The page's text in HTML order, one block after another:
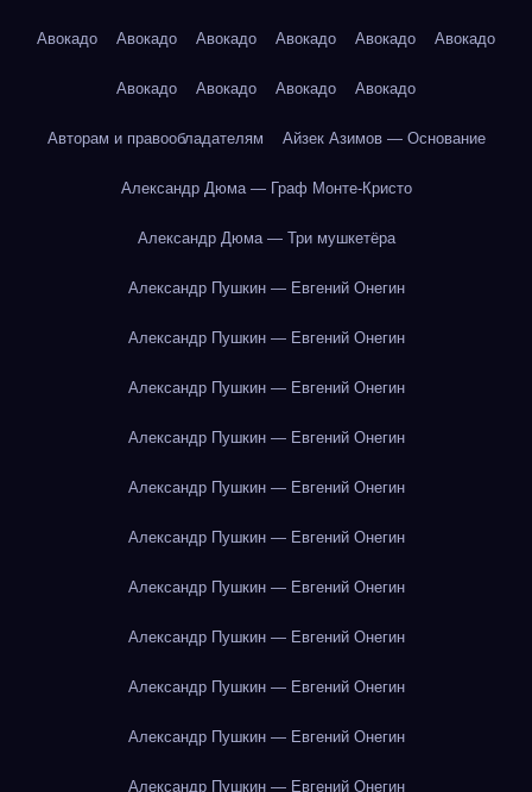
Авокадо Авокадо Авокадо Авокадо Авокадо Авокадо
Авокадо Авокадо Авокадо Авокадо
Авторам и правообладателям Айзек Азимов — Основание
Александр Дюма — Граф Монте-Кристо
Александр Дюма — Три мушкетёра
Александр Пушкин — Евгений Онегин
Александр Пушкин — Евгений Онегин
Александр Пушкин — Евгений Онегин
Александр Пушкин — Евгений Онегин
Александр Пушкин — Евгений Онегин
Александр Пушкин — Евгений Онегин
Александр Пушкин — Евгений Онегин
Александр Пушкин — Евгений Онегин
Александр Пушкин — Евгений Онегин
Александр Пушкин — Евгений Онегин
Александр Пушкин — Евгений Онегин